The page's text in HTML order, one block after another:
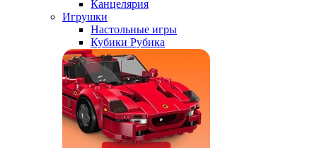
Канцелярия
Игрушки
Настольные игры
Кубики Рубика